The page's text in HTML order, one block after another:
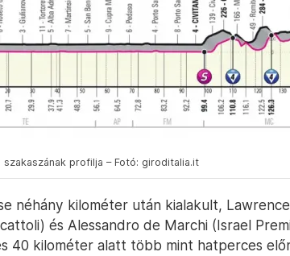
szakaszának profilja – Fotó: giroditalia.it
néhány kilométer után kialakult,
és Alessandro de Marchi (Israel
40 kilométer alatt több mint hatperces